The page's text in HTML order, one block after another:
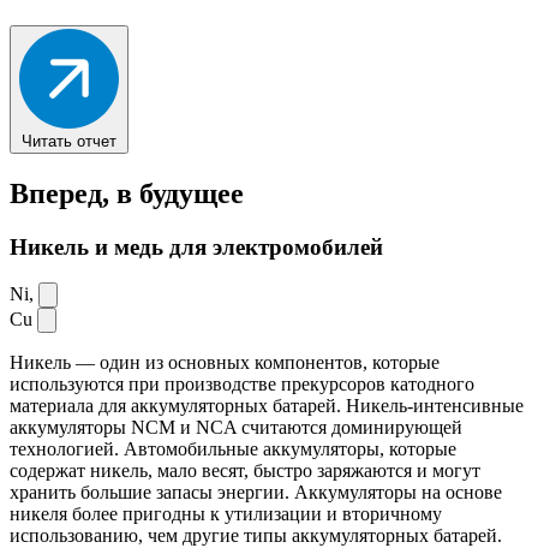
Читать отчет
Вперед, в будущее
Никель и медь для электромобилей
Ni,
Cu
Никель — один из основных компонентов, которые
используются при производстве прекурсоров катодного
материала для аккумуляторных батарей. Никель-интенсивные
аккумуляторы NCM и NCA считаются доминирующей
технологией. Автомобильные аккумуляторы, которые
содержат никель, мало весят, быстро заряжаются и могут
хранить большие запасы энергии. Аккумуляторы на основе
никеля более пригодны к утилизации и вторичному
использованию, чем другие типы аккумуляторных батарей.